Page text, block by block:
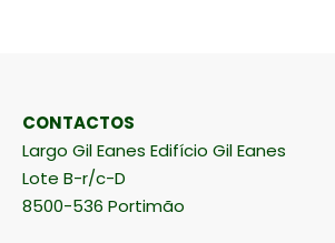
CONTACTOS
Largo Gil Eanes Edifício Gil Eanes
Lote B-r/c-D
8500-536 Portimão